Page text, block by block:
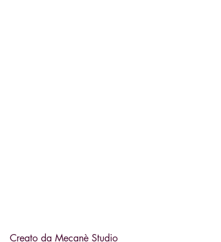
Creato daMecanè Studio